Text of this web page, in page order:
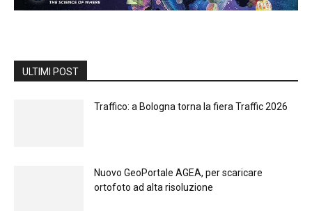
ULTIMI POST
Traffico: a Bologna torna la fiera Traffic 2026
Nuovo GeoPortale AGEA, per scaricare
ortofoto ad alta risoluzione